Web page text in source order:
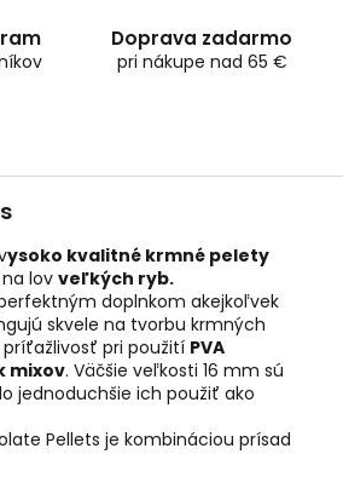
Doprava zadarmo
pri nákupe nad 65 €
ysoko kvalitné krmné pelety
na lov veľkých ryb.
doplnkom akejkoľvek
skvele na tvorbu krmných
pri použití PVA
mixov. Väčšie veľkosti 16 mm sú
jednoduchšie ich použiť ako
Pellets je kombináciou prísad